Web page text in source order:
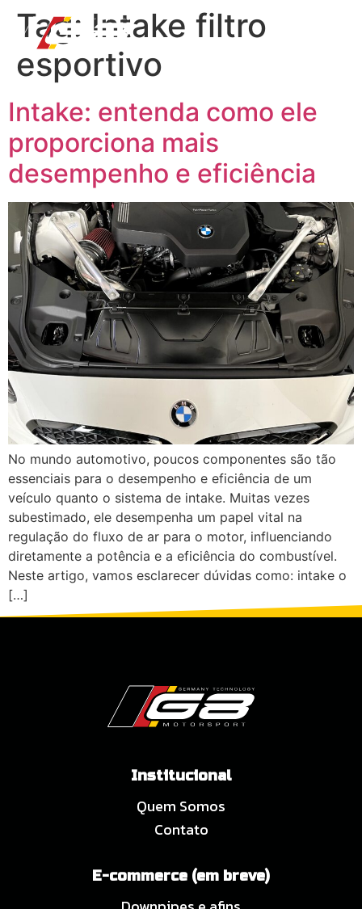
Tag: Intake filtro
esportivo
Intake: entenda como ele
proporciona mais
desempenho e eficiência
No mundo automotivo, poucos componentes são tão
essenciais para o desempenho e eficiência de um
veículo quanto o sistema de intake. Muitas vezes
subestimado, ele desempenha um papel vital na
regulação do fluxo de ar para o motor, influenciando
diretamente a potência e a eficiência do combustível.
Neste artigo, vamos esclarecer dúvidas como: intake o
[…]
Institucional
Quem Somos
Contato
E-commerce (em breve)